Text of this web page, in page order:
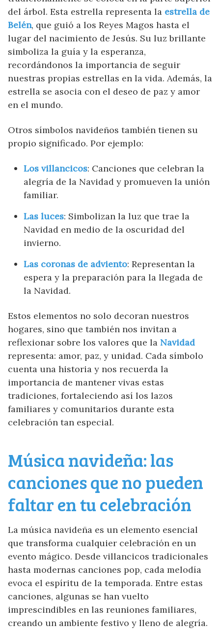
del árbol. Esta estrella representa la estrella de
Belén, que guió a los Reyes Magos hasta el
lugar del nacimiento de Jesús. Su luz brillante
simboliza la guía y la esperanza,
recordándonos la importancia de seguir
nuestras propias estrellas en la vida. Además, la
estrella se asocia con el deseo de paz y amor
en el mundo.
Otros símbolos navideños también tienen su
propio significado. Por ejemplo:
Los villancicos: Canciones que celebran la
alegría de la Navidad y promueven la unión
familiar.
Las luces: Simbolizan la luz que trae la
Navidad en medio de la oscuridad del
invierno.
Las coronas de adviento: Representan la
espera y la preparación para la llegada de
la Navidad.
Estos elementos no solo decoran nuestros
hogares, sino que también nos invitan a
reflexionar sobre los valores que la Navidad
representa: amor, paz, y unidad. Cada símbolo
cuenta una historia y nos recuerda la
importancia de mantener vivas estas
tradiciones, fortaleciendo así los lazos
familiares y comunitarios durante esta
celebración tan especial.
Música navideña: las
canciones que no pueden
faltar en tu celebración
La música navideña es un elemento esencial
que transforma cualquier celebración en un
evento mágico. Desde villancicos tradicionales
hasta modernas canciones pop, cada melodía
evoca el espíritu de la temporada. Entre estas
canciones, algunas se han vuelto
imprescindibles en las reuniones familiares,
creando un ambiente festivo y lleno de alegría.